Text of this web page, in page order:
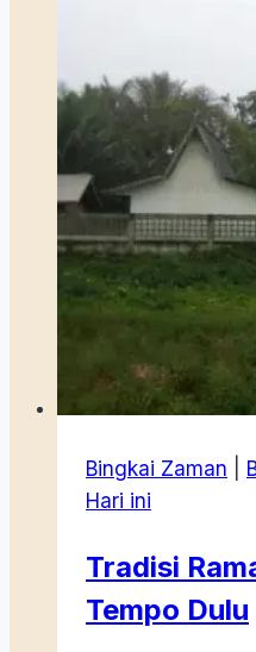
Bingkai Zaman
Hari ini
Tradisi
Tempo Dulu